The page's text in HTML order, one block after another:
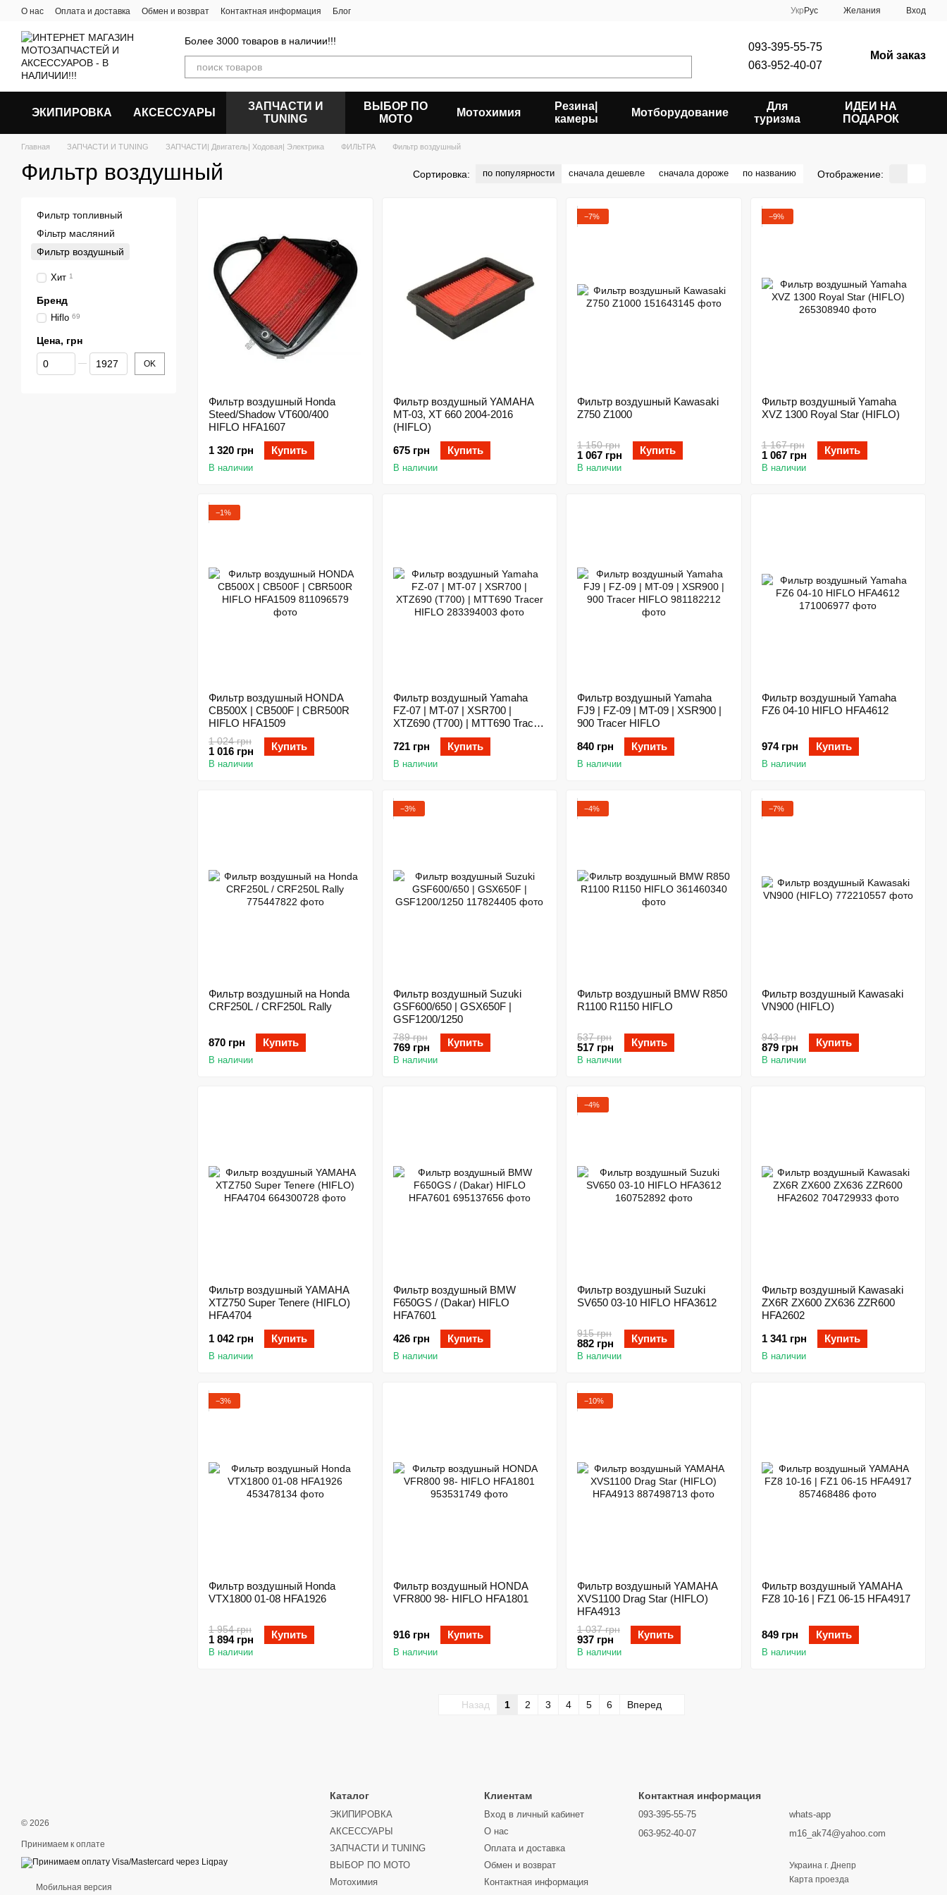
Перейти к основному контенту
О нас Оплата и доставка Обмен и возврат Контактная информация Блог Укр Рус Желания Вход
Более 3000 товаров в наличии!!!
093-395-55-75
063-952-40-07
Мой заказ
ЭКИПИРОВКА АКСЕССУАРЫ
ЗАПЧАСТИ И
ТUNING
ВЫБОР ПО
МОТО
Мотохимия
Резина|
камеры
Мотборудование
Для
туризма
ИДЕИ НА
ПОДАРОК
Главная ЗАПЧАСТИ И ТUNING ЗАПЧАСТИ| Двигатель| Ходовая| Электрика ФИЛЬТРА Фильтр воздушный
Фильтр воздушный Сортировка: по популярности сначала дешевле сначала дороже по названию Отображение:
Фильтр воздушный Honda
Steed/Shadow VT600/400
HIFLO HFA1607
1 320 грн
Купить
В наличии
Фильтр воздушный YAMAHA
MT-03, XT 660 2004-2016
(HIFLO)
675 грн
Купить
В наличии
−7%
Фильтр воздушный Kawasaki
Z750 Z1000
1 150 грн
1 067 грн Купить
В наличии
−9%
Фильтр воздушный Yamaha
XVZ 1300 Royal Star (HIFLO)
1 167 грн
1 067 грн Купить
В наличии
−1%
Фильтр воздушный HONDA
CB500X | CB500F | CBR500R
HIFLO HFA1509
1 024 грн
1 016 грн Купить
В наличии
Фильтр воздушный Yamaha
FZ-07 | MT-07 | XSR700 |
XTZ690 (T700) | MTT690 Tracer
721 грн
Купить
В наличии
Фильтр воздушный Yamaha
FJ9 | FZ-09 | MT-09 | XSR900 |
900 Tracer HIFLO
840 грн
Купить
В наличии
Фильтр воздушный Yamaha
FZ6 04-10 HIFLO HFA4612
974 грн Купить
В наличии
Фильтр воздушный на Honda
CRF250L / CRF250L Rally
870 грн Купить
В наличии
−3%
Фильтр воздушный Suzuki
GSF600/650 | GSX650F |
GSF1200/1250
789 грн
769 грн Купить
В наличии
−4%
Фильтр воздушный BMW R850
R1100 R1150 HIFLO
537 грн
517 грн Купить
В наличии
−7%
Фильтр воздушный Kawasaki
VN900 (HIFLO)
943 грн
879 грн Купить
В наличии
Фильтр воздушный YAMAHA
XTZ750 Super Tenere (HIFLO)
HFA4704
1 042 грн
Купить
В наличии
Фильтр воздушный BMW
F650GS / (Dakar) HIFLO
HFA7601
426 грн
Купить
В наличии
−4%
Фильтр воздушный Suzuki
SV650 03-10 HIFLO HFA3612
915 грн
882 грн Купить
В наличии
Фильтр воздушный Kawasaki
ZX6R ZX600 ZX636 ZZR600
HFA2602
1 341 грн
Купить
В наличии
−3%
Фильтр воздушный Honda
VTX1800 01-08 HFA1926
1 954 грн
1 894 грн Купить
В наличии
Фильтр воздушный HONDA
VFR800 98- HIFLO HFA1801
916 грн Купить
В наличии
−10%
Фильтр воздушный YAMAHA
XVS1100 Drag Star (HIFLO)
HFA4913
1 037 грн
937 грн Купить
В наличии
Фильтр воздушный YAMAHA
FZ8 10-16 | FZ1 06-15 HFA4917
849 грн Купить
В наличии
Назад 1 2 3 4 5 6 Вперед
Фильтр топливный
Фільтр масляний
Фильтр воздушный
Хит 1
Бренд
Hiflo 69
Цена, грн
От Цена, грн
До Цена, грн OK
© 2026
Принимаем к оплате
Мобильная версия
Каталог
ЭКИПИРОВКА
АКСЕССУАРЫ
ЗАПЧАСТИ И ТUNING
ВЫБОР ПО МОТО
Мотохимия
Клиентам
Вход в личный кабинет
О нас
Оплата и доставка
Обмен и возврат
Контактная информация
Контактная информация
093-395-55-75
063-952-40-07
whats-app
m16_ak74@yahoo.com
Украина г. Днепр
Карта проезда